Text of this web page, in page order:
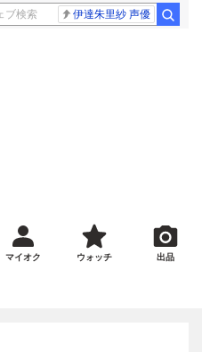
伊達朱里紗 声優
マイオク ウォッチ 出品